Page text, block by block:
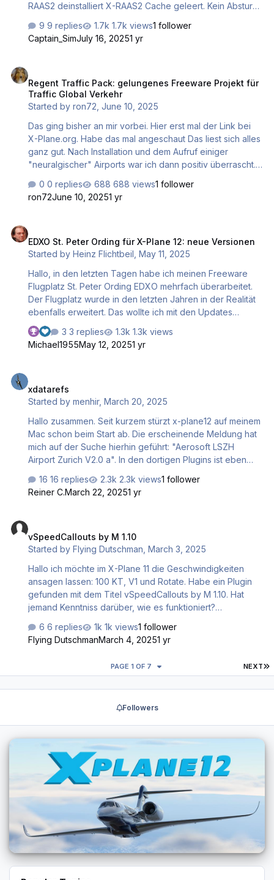
RAAS2 deinstalliert X-RAAS2 Cache geleert. Kein Absturz,
mal per Download gezogen u. installiert. Erneuter Absturz,
egal von welchem Airport aus? Ansonsten "läuft" XP12
9 replies 1.7k views1 follower
Captain_SimJuly 16, 20251 yr
Regent Traffic Pack: gelungenes Freeware Projekt für
Traffic Global Verkehr
Started byron72 ,June 10, 2025
Das ging bisher an mir vorbei. Hier erst mal der Link bei
X-Plane.org. Habe das mal angeschaut Das liest sich alles
ganz gut. Nach Installation und dem Aufruf einiger
"neuralgischer" Airports war ich dann positiv überrascht.
Wissen gearbeitet. Meine persönlichen Higlights: Der LH-
Cargo-Hub im Westen von EDDF ist mit 777F sowie mit
Frachterbereich in VHHH mit allen gängigen Frachtern
sowie der Pax Cathay Hub Der in der
neue Pe…
0 replies 688 views1 follower
ron72June 10, 20251 yr
EDXO St. Peter Ording für X-Plane 12: neue Versionen
Started byHeinz Flichtbeil ,May 11, 2025
Hallo, in den letzten Tagen habe ich meinen Freeware
Flugplatz St. Peter Ording EDXO mehrfach überarbeitet.
Der Flugplatz wurde in den letzten Jahren in der Realität
ebenfalls erweitert. Das wollte ich mit den Updates
berücksichtigen. Der Apron wurde vergößert. Ein neuer
Tankplatz wurde aufgebaut. Und ein dritter "Taxiway" zur
Runway gebaut. Ich habe alles soweit es geht
na ja... Wenn jemand die vielen kurzfristigen Updates
(Vollversionen) auch mitgemacht hat.... sorry ... aber ich
3 replies
1.3k views
Michael1955May 12, 20251 yr
xdatarefs
Started bymenhir,March 20, 2025
Hallo zusammen. Seit kurzem stürzt x-plane12 auf meinem
Mac schon beim Start ab. Die erscheinende Meldung hat
mich auf der Suche hierhin geführt: "Aerosoft LSZH
Airport Zurich V2.0 a". In den dortigen Plugins ist eben
wegschmeissen? Danke für entsprechende Hilfe
16 replies 2.3k views1 follower
Reiner C.March 22, 20251 yr
vSpeedCallouts by M 1.10
Started byFlying Dutschman ,March 3, 2025
Hallo ich möchte im X-Plane 11 die Geschwindigkeiten
ansagen lassen: 100 KT, V1 und Rotate. Habe ein Plugin
gefunden mit dem Titel vSpeedCallouts by M 1.10. Hat
jemand Kenntniss darüber, wie es funktioniert?
vspeedcallouts-by-m/
6 replies 1k views1 follower
Flying DutschmanMarch 4, 20251 yr
NEXT
PAGE 1 OF 7
Followers